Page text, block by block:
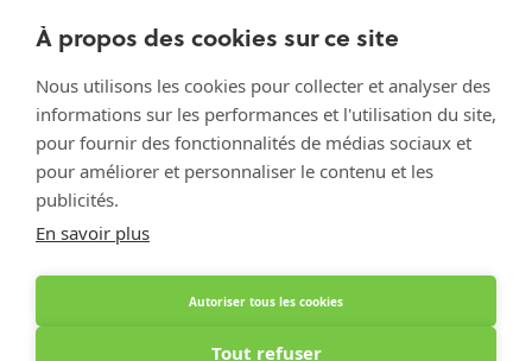
À propos des cookies sur ce site
Nous utilisons les cookies pour collecter et analyser des
informations sur les performances et l'utilisation du site,
pour fournir des fonctionnalités de médias sociaux et
pour améliorer et personnaliser le contenu et les
publicités.
En savoir plus
Autoriser tous les cookies
Tout refuser
Optiphar Mol
Créé avec Shopware